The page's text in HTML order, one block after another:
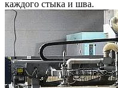
каждого стыка и шва.